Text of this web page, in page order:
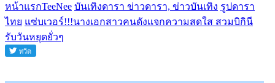
หน้าแรกTeeNee บันเทิงดารา ข่าวดารา, ข่าวบันเทิง รูปดารา
ไทย แซ่บเวอร์!!!นางเอกสาวคนดังแจกความสดใส สวมบิกินี
รับวันหยุดยั่วๆ